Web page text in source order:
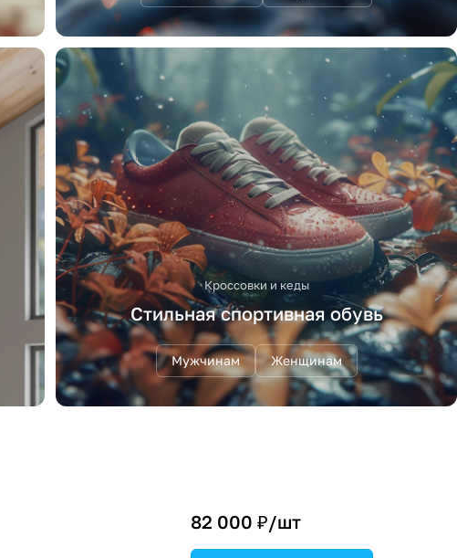
Кроссовки и кеды
Стильная спортивная обувь
Мужчинам Женщинам
82 000 ₽/шт